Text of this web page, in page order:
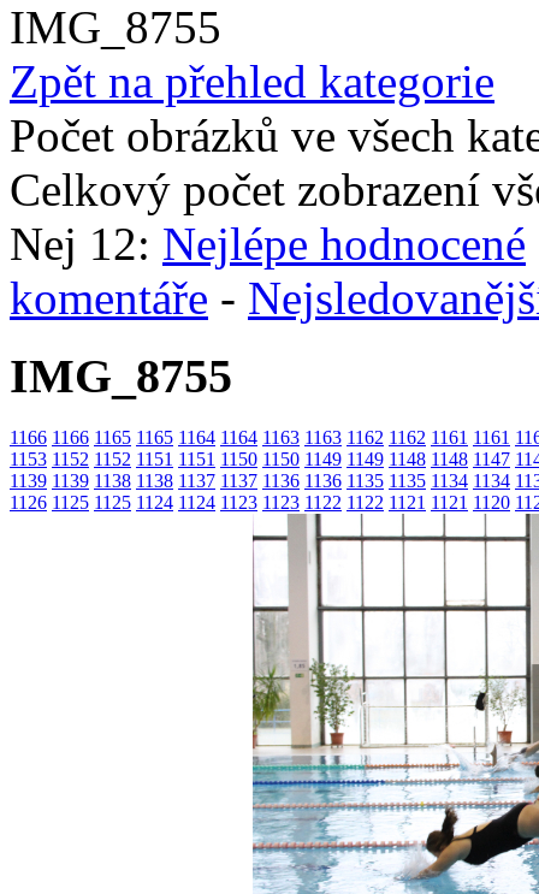
IMG_8755
Zpět na přehled kategorie
Počet obrázků ve všech
Celkový počet zobrazení
Nej 12: Nejlépe hodnocené
komentáře -
IMG_8755
1166 1166 1165 1165 1164 1164 1163 1163 1162 1162 1161 1161
1153 1152 1152 1151 1151 1150 1150 1149 1149 1148 1148 1147
1139 1139 1138 1138 1137 1137 1136 1136 1135 1135 1134 1134
1126 1125 1125 1124 1124 1123 1123 1122 1122 1121 1121 1120